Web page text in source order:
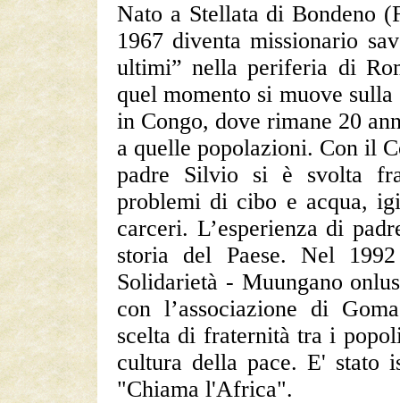
Nato a Stellata di Bondeno
1967 diventa missionario
ultimi” nella periferia di
quel momento si muove
in Congo, dove rimane 20
a quelle popolazioni. Con il
padre Silvio si è svolta
problemi di cibo e acqua,
carceri. L’esperienza di
storia del Paese. Nel
Solidarietà - Muungano
con l’associazione di
scelta di fraternità tra i
cultura della pace. E' stato
"Chiama l'Africa".